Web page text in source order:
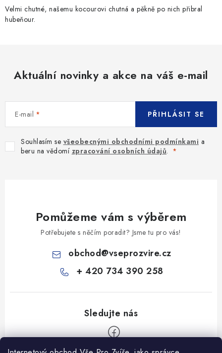
Velmi chutné, našemu kocourovi chutná a pěkně po nich přibral
hubeňour.
Aktuální novinky a akce na váš e-mail
E-mail
Souhlasím se všeobecnými obchodními podmínkami a
beru na vědomí zpracování osobních údajů.
PŘIHLÁSIT SE
Pomůžeme vám s výběrem
Potřebujete s něčím poradit? Jsme tu pro vás!
obchod@vseprozvire.cz
+ 420 734 390 258